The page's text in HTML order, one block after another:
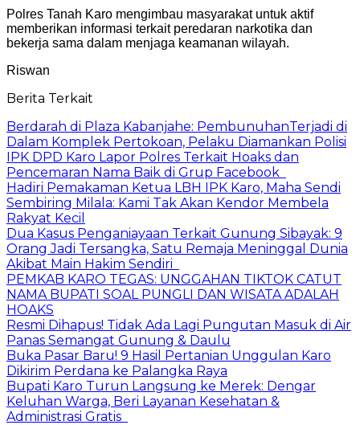
Polres Tanah Karo mengimbau masyarakat untuk aktif
memberikan informasi terkait peredaran narkotika dan
bekerja sama dalam menjaga keamanan wilayah.
Riswan
Berita Terkait
Berdarah di Plaza Kabanjahe: PembunuhanTerjadi di
Dalam Komplek Pertokoan, Pelaku Diamankan Polisi
IPK DPD Karo Lapor Polres Terkait Hoaks dan
Pencemaran Nama Baik di Grup Facebook
Hadiri Pemakaman Ketua LBH IPK Karo, Maha Sendi
Sembiring Milala: Kami Tak Akan Kendor Membela
Rakyat Kecil
Dua Kasus Penganiayaan Terkait Gunung Sibayak: 9
Orang Jadi Tersangka, Satu Remaja Meninggal Dunia
Akibat Main Hakim Sendiri
PEMKAB KARO TEGAS: UNGGAHAN TIKTOK CATUT
NAMA BUPATI SOAL PUNGLI DAN WISATA ADALAH
HOAKS
Resmi Dihapus! Tidak Ada Lagi Pungutan Masuk di Air
Panas Semangat Gunung & Daulu
Buka Pasar Baru! 9 Hasil Pertanian Unggulan Karo
Dikirim Perdana ke Palangka Raya
Bupati Karo Turun Langsung ke Merek: Dengar
Keluhan Warga, Beri Layanan Kesehatan &
Administrasi Gratis